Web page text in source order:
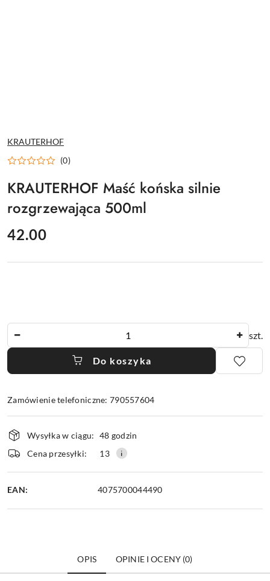
NAZWA
PRODUCENTA:
KRAUTERHOF
(0)
KRAUTERHOF Maść końska silnie
rozgrzewająca 500ml
cena:
42.00
szt.
Do koszyka
Zamówienie telefoniczne: 790557604
Dostępność
i
dostawa
Wysyłka w ciągu: 48 godzin
Cena przesyłki:
13
EAN: 4075700044490
OPIS OPINIE I OCENY (0)